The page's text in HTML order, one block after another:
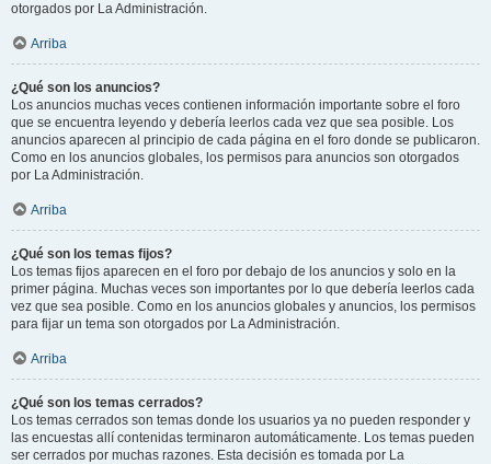
otorgados por La Administración.
Arriba
¿Qué son los anuncios?
Los anuncios muchas veces contienen información importante sobre el foro
que se encuentra leyendo y debería leerlos cada vez que sea posible. Los
anuncios aparecen al principio de cada página en el foro donde se publicaron.
Como en los anuncios globales, los permisos para anuncios son otorgados
por La Administración.
Arriba
¿Qué son los temas fijos?
Los temas fijos aparecen en el foro por debajo de los anuncios y solo en la
primer página. Muchas veces son importantes por lo que debería leerlos cada
vez que sea posible. Como en los anuncios globales y anuncios, los permisos
para fijar un tema son otorgados por La Administración.
Arriba
¿Qué son los temas cerrados?
Los temas cerrados son temas donde los usuarios ya no pueden responder y
las encuestas allí contenidas terminaron automáticamente. Los temas pueden
ser cerrados por muchas razones. Esta decisión es tomada por La